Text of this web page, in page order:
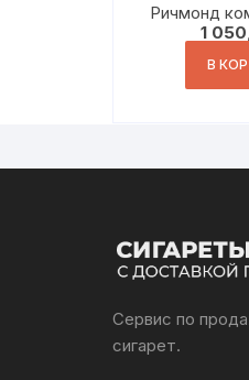
Ричмонд
1
В
Сервис по
сигарет.